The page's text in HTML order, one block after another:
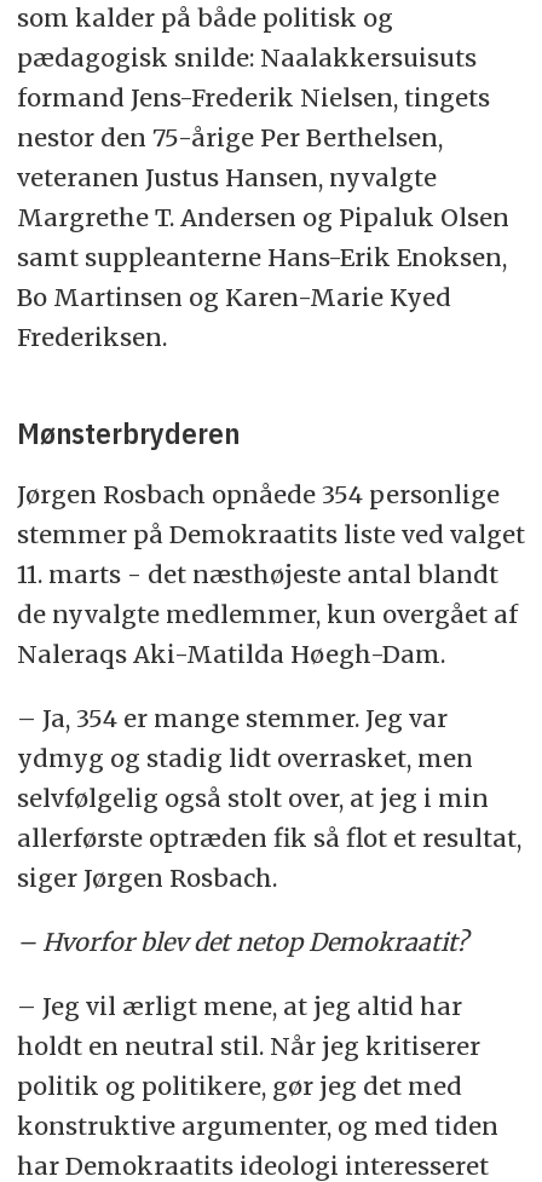
som kalder på både politisk og
pædagogisk snilde: Naalakkersuisuts
formand Jens-Frederik Nielsen, tingets
nestor den 75-årige Per Berthelsen,
veteranen Justus Hansen, nyvalgte
Margrethe T. Andersen og Pipaluk Olsen
samt suppleanterne Hans-Erik Enoksen,
Bo Martinsen og Karen-Marie Kyed
Frederiksen.
Mønsterbryderen
Jørgen Rosbach opnåede 354 personlige
stemmer på Demokraatits liste ved valget
11. marts - det næsthøjeste antal blandt
de nyvalgte medlemmer, kun overgået af
Naleraqs Aki-Matilda Høegh-Dam.
– Ja, 354 er mange stemmer. Jeg var
ydmyg og stadig lidt overrasket, men
selvfølgelig også stolt over, at jeg i min
allerførste optræden fik så flot et resultat,
siger Jørgen Rosbach.
– Hvorfor blev det netop Demokraatit?
– Jeg vil ærligt mene, at jeg altid har
holdt en neutral stil. Når jeg kritiserer
politik og politikere, gør jeg det med
konstruktive argumenter, og med tiden
har Demokraatits ideologi interesseret